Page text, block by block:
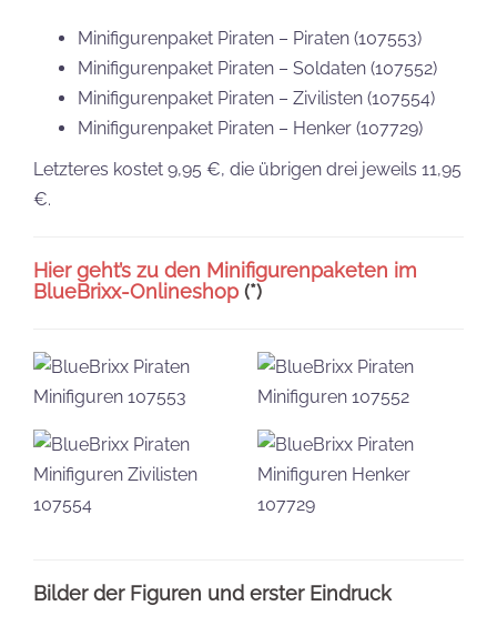
Minifigurenpaket Piraten – Piraten (107553)
Minifigurenpaket Piraten – Soldaten (107552)
Minifigurenpaket Piraten – Zivilisten (107554)
Minifigurenpaket Piraten – Henker (107729)
Letzteres kostet 9,95 €, die übrigen drei jeweils 11,95
€.
Hier geht’s zu den Minifigurenpaketen im
BlueBrixx-Onlineshop (*)
Bilder der Figuren und erster Eindruck